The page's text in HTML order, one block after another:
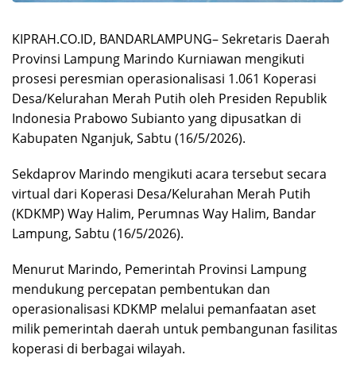
KIPRAH.CO.ID, BANDARLAMPUNG– Sekretaris Daerah
Provinsi Lampung Marindo Kurniawan mengikuti
prosesi peresmian operasionalisasi 1.061 Koperasi
Desa/Kelurahan Merah Putih oleh Presiden Republik
Indonesia Prabowo Subianto yang dipusatkan di
Kabupaten Nganjuk, Sabtu (16/5/2026).
Sekdaprov Marindo mengikuti acara tersebut secara
virtual dari Koperasi Desa/Kelurahan Merah Putih
(KDKMP) Way Halim, Perumnas Way Halim, Bandar
Lampung, Sabtu (16/5/2026).
Menurut Marindo, Pemerintah Provinsi Lampung
mendukung percepatan pembentukan dan
operasionalisasi KDKMP melalui pemanfaatan aset
milik pemerintah daerah untuk pembangunan fasilitas
koperasi di berbagai wilayah.